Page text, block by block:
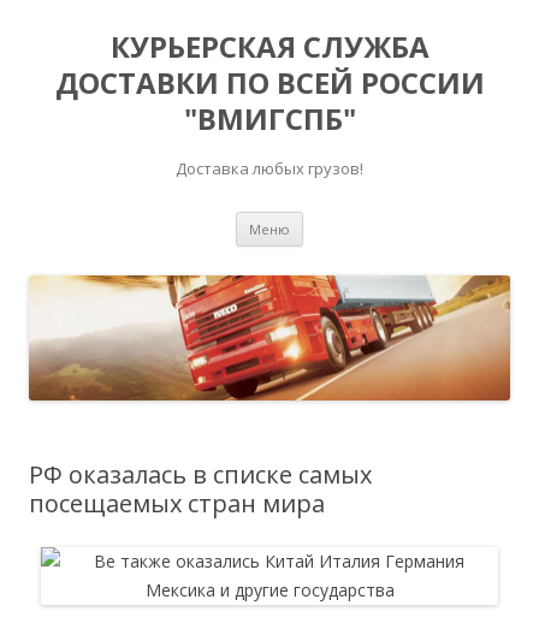
КУРЬЕРСКАЯ СЛУЖБА
ДОСТАВКИ ПО ВСЕЙ РОССИИ
"ВМИГСПБ"
Доставка любых грузов!
Меню
РФ оказалась в списке самых
посещаемых стран мира